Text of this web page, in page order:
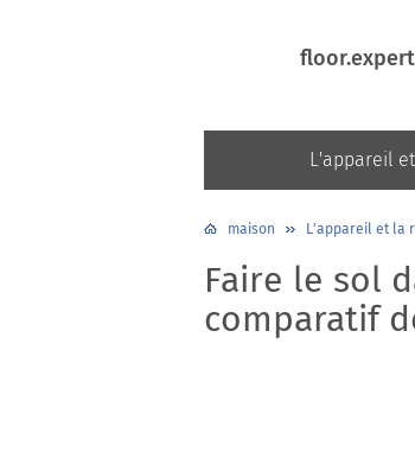
L'appareil
maison L'appareil et la
Faire le sol
comparatif